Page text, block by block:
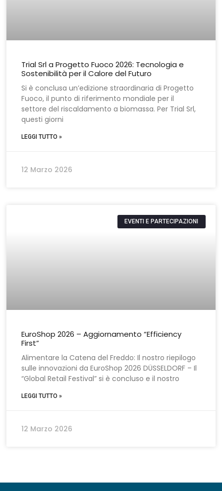
Trial Srl a Progetto Fuoco 2026: Tecnologia e
Sostenibilità per il Calore del Futuro
Si è conclusa un’edizione straordinaria di Progetto
Fuoco, il punto di riferimento mondiale per il
settore del riscaldamento a biomassa. Per Trial Srl,
questi giorni
LEGGI TUTTO »
12 Marzo 2026
EVENTI E PARTECIPAZIONI
EuroShop 2026 – Aggiornamento “Efficiency
First”
Alimentare la Catena del Freddo: Il nostro riepilogo
sulle innovazioni da EuroShop 2026 DÜSSELDORF – Il
“Global Retail Festival” si è concluso e il nostro
LEGGI TUTTO »
12 Marzo 2026